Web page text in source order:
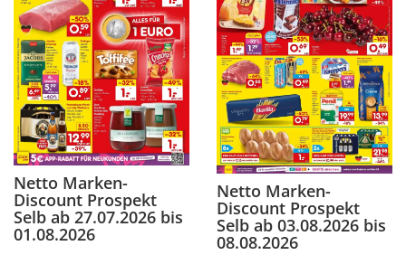
Netto Marken-
Discount Prospekt
Selb ab 27.07.2026 bis
01.08.2026
Netto Marken-
Discount Prospekt
Selb ab 03.08.2026 bis
08.08.2026